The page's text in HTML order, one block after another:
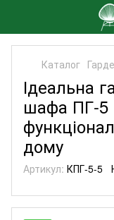
Каталог
Ідеальна
шафа ПГ-5
дому
Артикул: КПГ-5-5